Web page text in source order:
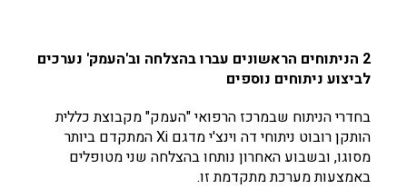
2 הניתוחים הראשונים עברו בהצלחה וב'העמק' נערכים
לביצוע ניתוחים נוספים
בחדרי הניתוח שבמרכז הרפואי "העמק" מקבוצת כללית
הותקן רובוט ניתוחי דה וינצ'י מדגם Xi המתקדם ביותר
מסוגו, ובשבוע האחרון נותחו בהצלחה שני מטופלים
באמצעות מערכת מתקדמת זו.